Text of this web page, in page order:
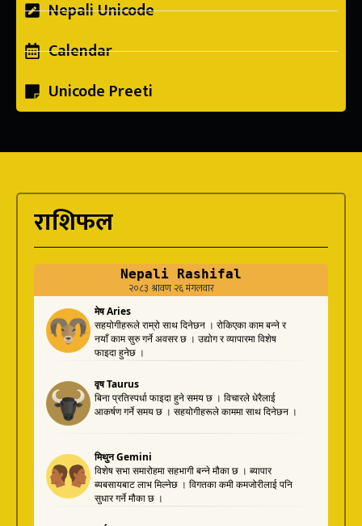
Nepali Unicode
Calendar
Unicode Preeti
राशिफल